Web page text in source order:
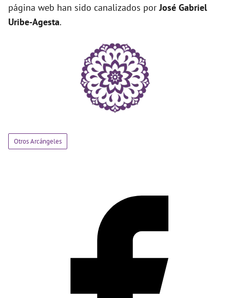
página web han sido canalizados porJosé Gabriel
Uribe-Agesta.
Otros Arcángeles